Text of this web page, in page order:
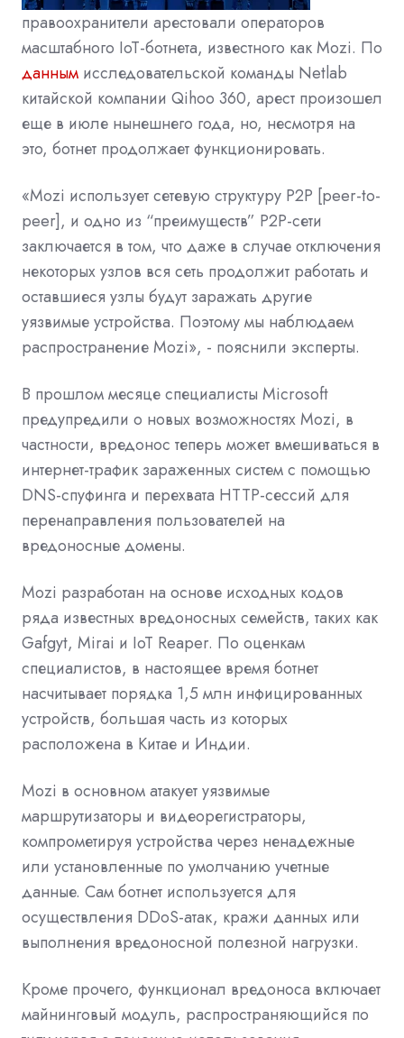
правоохранители арестовали операторов
масштабного IoT-ботнета, известного как Mozi. По
данным исследовательской команды Netlab
китайской компании Qihoo 360, арест произошел
еще в июле нынешнего года, но, несмотря на
это, ботнет продолжает функционировать.
«Mozi использует сетевую структуру P2P [peer-to-
peer], и одно из “преимуществ” P2P-сети
заключается в том, что даже в случае отключения
некоторых узлов вся сеть продолжит работать и
оставшиеся узлы будут заражать другие
уязвимые устройства. Поэтому мы наблюдаем
распространение Mozi», - пояснили эксперты.
В прошлом месяце специалисты Microsoft
предупредили о новых возможностях Mozi, в
частности, вредонос теперь может вмешиваться в
интернет-трафик зараженных систем с помощью
DNS-спуфинга и перехвата HTTP-сессий для
перенаправления пользователей на
вредоносные домены.
Mozi разработан на основе исходных кодов
ряда известных вредоносных семейств, таких как
Gafgyt, Mirai и IoT Reaper. По оценкам
специалистов, в настоящее время ботнет
насчитывает порядка 1,5 млн инфицированных
устройств, большая часть из которых
расположена в Китае и Индии.
Mozi в основном атакует уязвимые
маршрутизаторы и видеорегистраторы,
компрометируя устройства через ненадежные
или установленные по умолчанию учетные
данные. Сам ботнет используется для
осуществления DDoS-атак, кражи данных или
выполнения вредоносной полезной нагрузки.
Кроме прочего, функционал вредоноса включает
майнинговый модуль, распространяющийся по